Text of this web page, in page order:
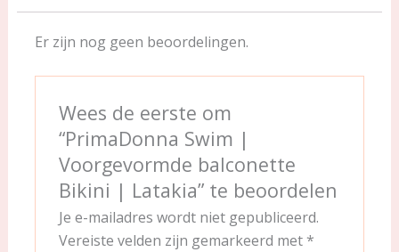
Er zijn nog geen beoordelingen.
Wees de eerste om
“PrimaDonna Swim |
Voorgevormde balconette
Bikini | Latakia” te beoordelen
Je e-mailadres wordt niet gepubliceerd.
Vereiste velden zijn gemarkeerd met *